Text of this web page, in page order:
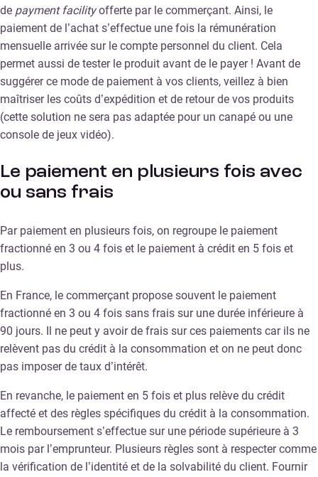
de payment facilityofferte par le commerçant. Ainsi, le
paiement de l’achat s’effectue une fois la rémunération
mensuelle arrivée sur le compte personnel du client. Cela
permet aussi de tester le produit avant de le payer ! Avant de
suggérer ce mode de paiement à vos clients, veillez à bien
maîtriser les coûts d’expédition et de retour de vos produits
(cette solution ne sera pas adaptée pour un canapé ou une
console de jeux vidéo).
Le paiement en plusieurs fois avec
ou sans frais
Par paiement en plusieurs fois, on regroupe le paiement
fractionné en 3 ou 4 fois et le paiement à crédit en 5 fois et
plus.
En France, le commerçant propose souvent le paiement
fractionné en 3 ou 4 fois sans frais sur une durée inférieure à
90 jours. Il ne peut y avoir de frais sur ces paiements car ils ne
relèvent pas du crédit à la consommation et on ne peut donc
pas imposer de taux d’intérêt.
En revanche, le paiement en 5 fois et plus relève du crédit
affecté et des règles spécifiques du crédit à la consommation.
Le remboursement s’effectue sur une période supérieure à 3
mois par l’emprunteur. Plusieurs règles sont à respecter comme
la vérification de l’identité et de la solvabilité du client. Fournir